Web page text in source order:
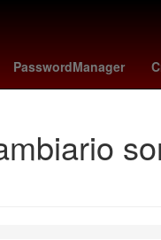
PasswordManager
Senador sección 22 -